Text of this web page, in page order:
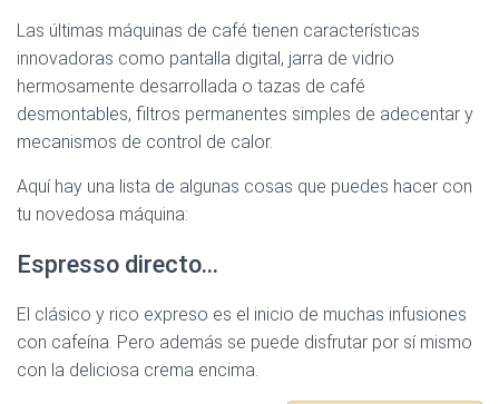
Las últimas máquinas de café tienen características
innovadoras como pantalla digital, jarra de vidrio
hermosamente desarrollada o tazas de café
desmontables, filtros permanentes simples de adecentar y
mecanismos de control de calor.
Aquí hay una lista de algunas cosas que puedes hacer con
tu novedosa máquina:
Espresso directo…
El clásico y rico expreso es el inicio de muchas infusiones
con cafeína. Pero además se puede disfrutar por sí mismo
con la deliciosa crema encima.